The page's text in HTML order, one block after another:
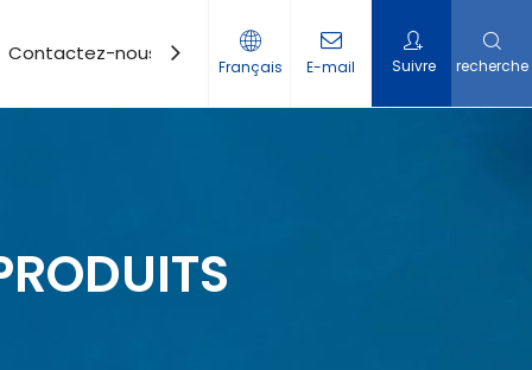
Contactez-nous
Français E-mail Suivre recherche